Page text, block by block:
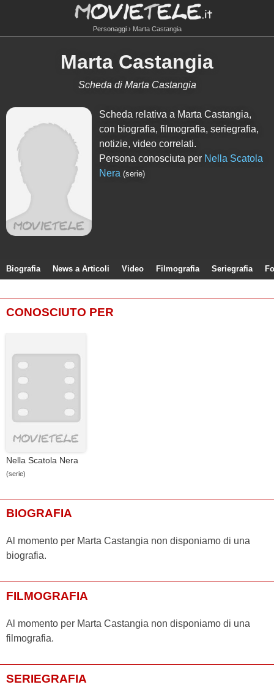
Personaggi Marta Castangia
Marta Castangia
Scheda di Marta Castangia
Scheda relativa a Marta Castangia,
con biografia, filmografia, seriegrafia,
notizie, video correlati.
Persona conosciuta per Nella Scatola
Nera (serie)
Biografia News a Articoli Video Filmografia Seriegrafia
CONOSCIUTO PER
Nella Scatola Nera
(serie)
BIOGRAFIA
Al momento per Marta Castangia non disponiamo di una
biografia.
FILMOGRAFIA
Al momento per Marta Castangia non disponiamo di una
filmografia.
SERIEGRAFIA